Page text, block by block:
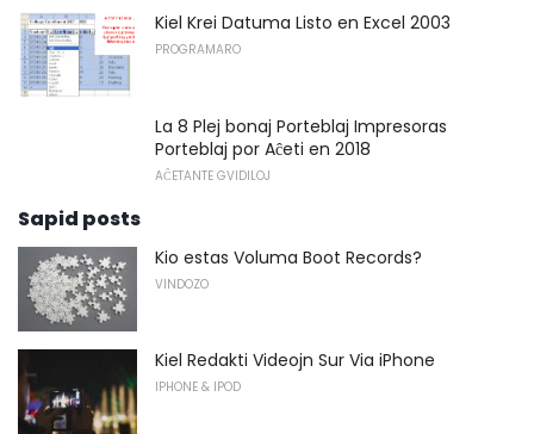
Kiel Krei Datuma Listo en Excel 2003
PROGRAMARO
La 8 Plej bonaj Porteblaj Impresoras
Porteblaj por Aĉeti en 2018
AĈETANTE GVIDILOJ
Sapid posts
Kio estas Voluma Boot Records?
VINDOZO
Kiel Redakti Videojn Sur Via iPhone
IPHONE & IPOD